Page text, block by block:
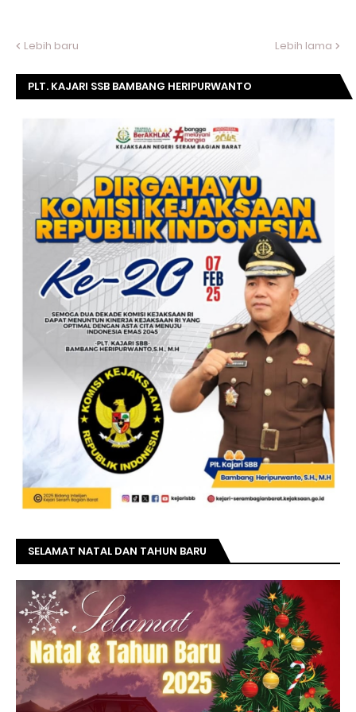
Lebih baru Lebih lama
PLT. KAJARI SSB BAMBANG HERIPURWANTO
KEJAKSAAN RI KE- 20 TAHUN.
SELAMAT NATAL DAN TAHUN BARU